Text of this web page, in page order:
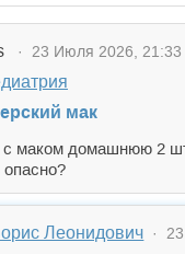
· 23 Июля 2026, 21:33
мак
маком домашнюю 2
опасно?
Леонидович ·